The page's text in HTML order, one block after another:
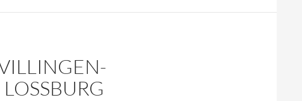
km)
(